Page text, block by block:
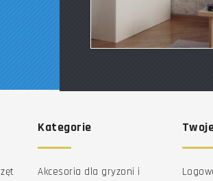
Kategorie
Akcesoria dla gryzoni i